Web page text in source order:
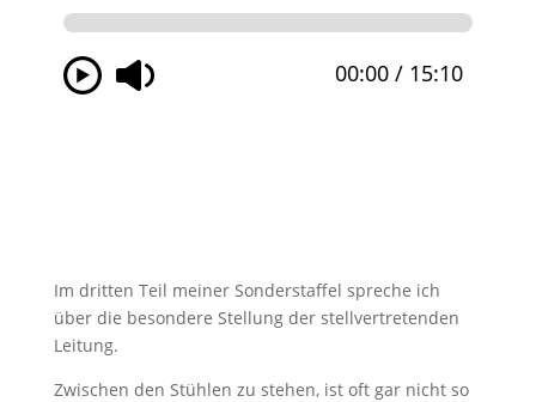
Im dritten Teil meiner Sonderstaffel spreche ich
über die besondere Stellung der stellvertretenden
Leitung.
Zwischen den Stühlen zu stehen, ist oft gar nicht so